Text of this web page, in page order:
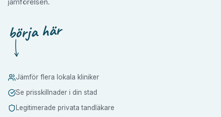
börja här
Jämför flera lokala kliniker
Se prisskillnader i din stad
Legitimerade privata tandläkare